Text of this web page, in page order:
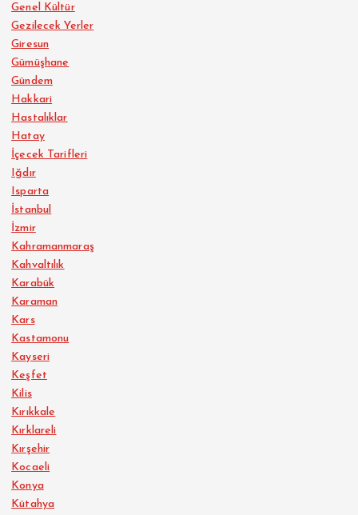
Genel Kültür
Gezilecek Yerler
Giresun
Gümüşhane
Gündem
Hakkari
Hastalıklar
Hatay
İçecek Tarifleri
Iğdır
Isparta
İstanbul
İzmir
Kahramanmaraş
Kahvaltılık
Karabük
Karaman
Kars
Kastamonu
Kayseri
Keşfet
Kilis
Kırıkkale
Kırklareli
Kırşehir
Kocaeli
Konya
Kütahya